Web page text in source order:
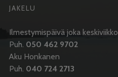
JAKELU
Ilmestymispäivä joka keskiviikko
Puh. 050 462 9702
Aku Honkanen
Puh. 040 724 2713